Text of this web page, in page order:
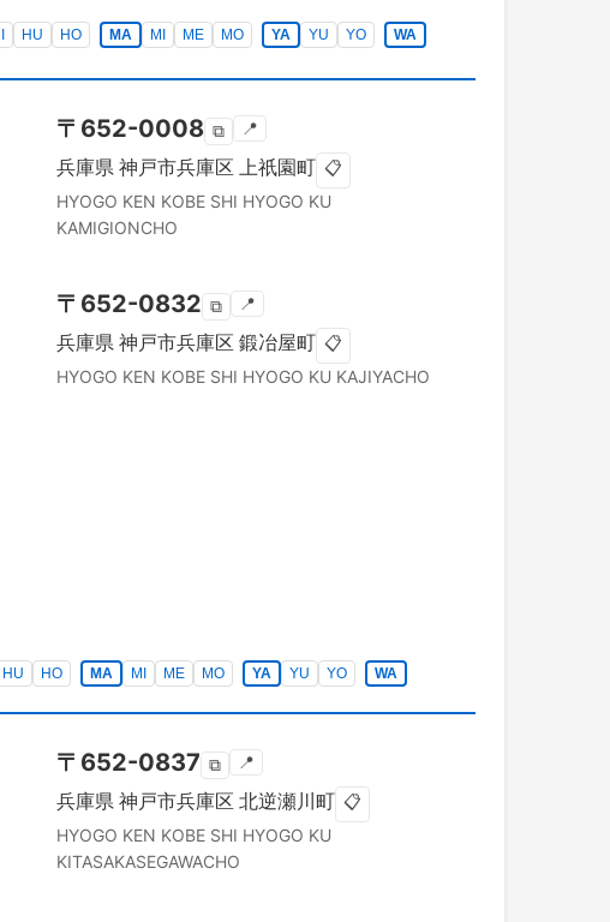
HU HO MA MI ME MO YA YU YO WA
〒 652-0008 ⧉ 📍
兵庫県 神戸市兵庫区 上祇園町 📋
HYOGO KEN KOBE SHI HYOGO KU
KAMIGIONCHO
〒 652-0832 ⧉ 📍
兵庫県 神戸市兵庫区 鍛冶屋町 📋
HYOGO KEN KOBE SHI HYOGO KU KAJIYACHO
HU HO MA MI ME MO YA YU YO WA
〒 652-0837 ⧉ 📍
兵庫県 神戸市兵庫区 北逆瀬川町 📋
HYOGO KEN KOBE SHI HYOGO KU
KITASAKASEGAWACHO